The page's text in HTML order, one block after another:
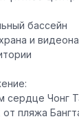
бассейн
и
сердце Чонг
от пляжа